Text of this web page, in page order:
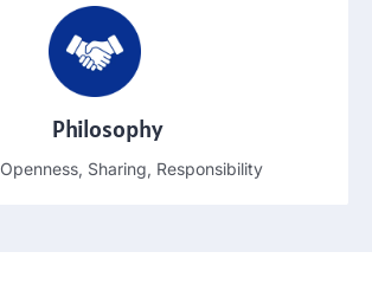
Philosophy
Openness, Sharing, Responsibility